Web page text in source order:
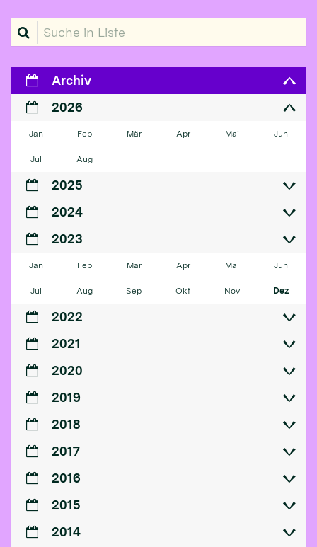
Suche in Liste
Archiv
2026
Jan Feb Mär Apr Mai Jun
Jul Aug
2025
2024
2023
Jan Feb Mär Apr Mai Jun
Jul Aug Sep Okt Nov Dez
2022
2021
2020
2019
2018
2017
2016
2015
2014